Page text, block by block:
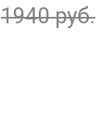
1940 руб.